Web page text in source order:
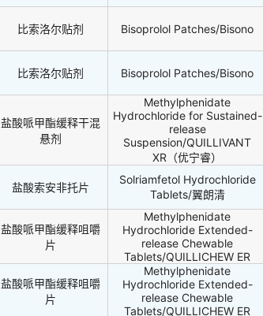
比索洛尔贴剂 Bisoprolol Patches/Bisono
比索洛尔贴剂 Bisoprolol Patches/Bisono
盐酸哌甲酯缓释干混
悬剂
Methylphenidate
Hydrochloride for Sustained-
release
Suspension/QUILLIVANT
XR（优宁睿）
盐酸索安非托片
Solriamfetol Hydrochloride
Tablets/翼朗清
盐酸哌甲酯缓释咀嚼
片
Methylphenidate
Hydrochloride Extended-
release Chewable
Tablets/QUILLICHEW ER
盐酸哌甲酯缓释咀嚼
片
Methylphenidate
Hydrochloride Extended-
release Chewable
Tablets/QUILLICHEW ER